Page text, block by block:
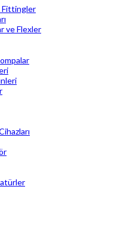
Fittingler
ve Flexler